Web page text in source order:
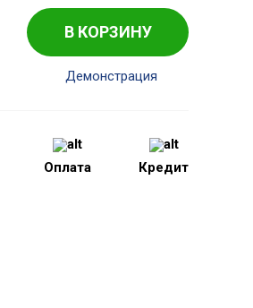
В КОРЗИНУ
Демонстрация
Оплата Кредит